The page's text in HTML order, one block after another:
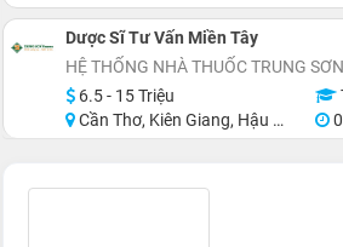
Dược Sĩ Tư Vấn Miền Tây
HỆ THỐNG NHÀ THUỐC TRUNG SƠN
6.5 - 15 Triệu
Cần Thơ, Kiên Giang, Hậu Giang, Cà Mau, Bến Tre, Long An